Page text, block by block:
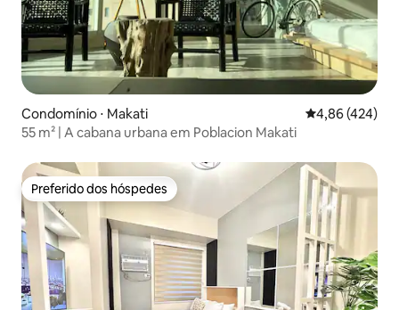
Condomínio ⋅ Makati 4,86 de uma
4,86 (424)
55 m² | A cabana urbana em Poblacion Makati
Preferido dos hóspedes
Preferido dos hóspedes